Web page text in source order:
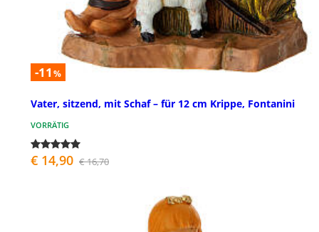
-11 %
Vater, sitzend, mit Schaf – für 12 cm Krippe, Fontanini
VORRÄTIG
€ 14,90 € 16,70